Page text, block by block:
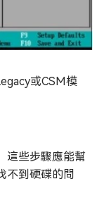
或CSM模
這些步驟應能幫
不到硬碟的問